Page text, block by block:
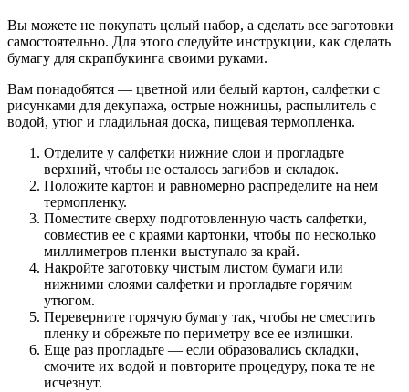
Вы можете не покупать целый набор, а сделать все заготовки
самостоятельно. Для этого следуйте инструкции, как сделать
бумагу для скрапбукинга своими руками.
Вам понадобятся — цветной или белый картон, салфетки с
рисунками для декупажа, острые ножницы, распылитель с
водой, утюг и гладильная доска, пищевая термопленка.
Отделите у салфетки нижние слои и прогладьте
верхний, чтобы не осталось загибов и складок.
Положите картон и равномерно распределите на нем
термопленку.
Поместите сверху подготовленную часть салфетки,
совместив ее с краями картонки, чтобы по несколько
миллиметров пленки выступало за край.
Накройте заготовку чистым листом бумаги или
нижними слоями салфетки и прогладьте горячим
утюгом.
Переверните горячую бумагу так, чтобы не сместить
пленку и обрежьте по периметру все ее излишки.
Еще раз прогладьте — если образовались складки,
смочите их водой и повторите процедуру, пока те не
исчезнут.